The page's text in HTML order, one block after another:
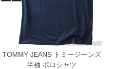
TOMMY JEANS トミージーンズ
半袖 ポロシャツ